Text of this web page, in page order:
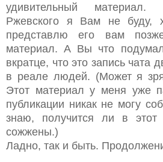
удивительный материал.
Ржевского я Вам не буду,
представлю его вам
материал. А Вы что
вкратце, что это запись чата
в реале людей. (Может я зря
Этот материал у меня уже
публикации никак не могу
знаю, получится ли в
сожжены.)
Ладно, так и быть.